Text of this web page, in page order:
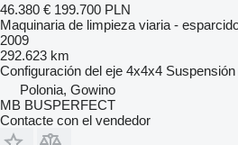
46.380 € 199.700 PLN
Maquinaria de limpieza viaria -
2009
292.623 km
Configuración del eje 4x4x4 Suspensión
Polonia, Gowino
MB BUSPERFECT
Contacte con el vendedor